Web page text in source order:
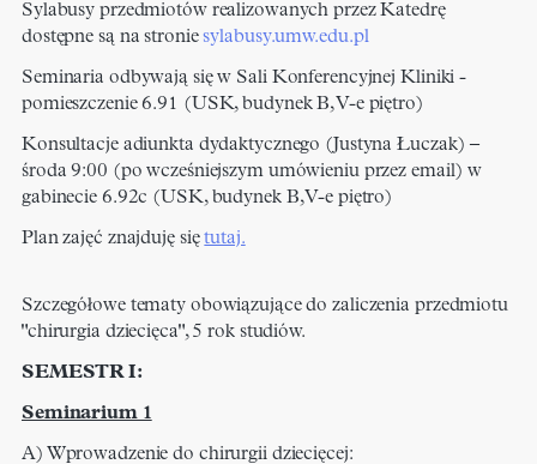
Sylabusy przedmiotów realizowanych przez Katedrę
dostępne są na stroniesylabusy.umw.edu.pl
Seminaria odbywają się w Sali Konferencyjnej Kliniki -
pomieszczenie 6.91 (USK, budynek B, V-e piętro)
Konsultacje adiunkta dydaktycznego (Justyna Łuczak) –
środa 9:00 (po wcześniejszym umówieniu przez email) w
gabinecie 6.92c (USK, budynek B, V-e piętro)
Plan zajęć znajduję siętutaj.
Szczegółowe tematy obowiązujące do zaliczenia przedmiotu
"chirurgia dziecięca", 5 rok studiów.
SEMESTR I:
Seminarium 1
A) Wprowadzenie do chirurgii dziecięcej​: